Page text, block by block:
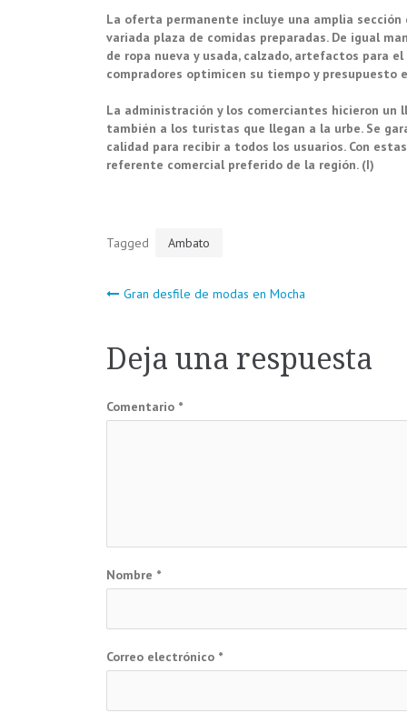
La oferta permanente incluye una amplia
variada plaza de comidas preparadas. De igual
de ropa nueva y usada, calzado, artefactos para
compradores optimicen su tiempo y presupuesto
La administración y los comerciantes hicieron un
también a los turistas que llegan a la urbe. Se
calidad para recibir a todos los usuarios. Con
referente comercial preferido de la región. (I)
Tagged Ambato
Navegación
de
entradas
Gran desfile de modas en Mocha
Deja una respuesta
Comentario *
Nombre *
Correo electrónico *